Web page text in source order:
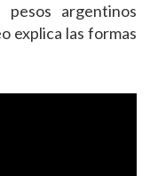
argentinos
explica las formas